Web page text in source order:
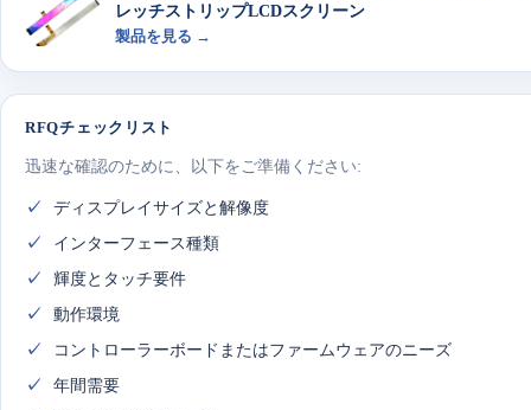
レッチストリップLCDスクリーン
製品を見る →
RFQチェックリスト
迅速な確認のために、以下をご準備ください:
ディスプレイサイズと解像度
インターフェース種類
輝度とタッチ要件
動作環境
コントローラーボードまたはファームウェアのニーズ
年間需要